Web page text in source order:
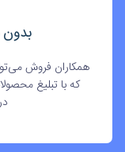
بدون
همکاران فروش
که با تبلیغ